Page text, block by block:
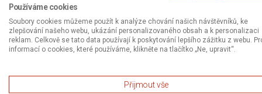
Používáme cookies
Soubory cookies můžeme použít k analýze chování našich návštěvníků, ke
zlepšování našeho webu, ukázání personalizovaného obsah a k personalizaci
reklam. Celkově se tato data používají k poskytování lepšího zážitku z webu.
informací o cookies, které používáme, klikněte na tlačítko „Ne, upravit“.
Přijmout vše